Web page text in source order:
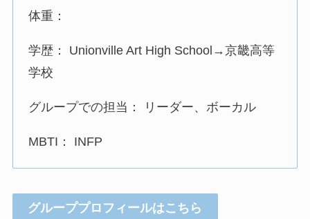
体重：
学歴： Unionville Art High School→京畿高等
学校
グループでの担当： リーダー、ボーカル
MBTI： INFP
グループプロフィールはこちら